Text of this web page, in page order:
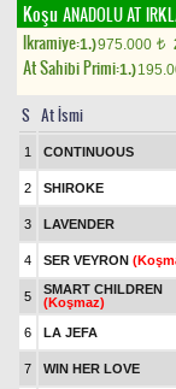
Koşu ANADOLU AT
Ikramiye:1.)975.000 t
At Sahibi Primi:1.)
S At İsmi
1 CONTINUOUS
2 SHIROKE
3 LAVENDER
4 SER VEYRON
5
SMART CHILDREN
(Koşmaz)
6 LA JEFA
7 WIN HER LOVE